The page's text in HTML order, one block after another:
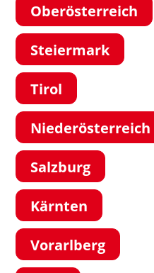
Oberösterreich
Steiermark
Tirol
Niederösterreich
Salzburg
Kärnten
Vorarlberg